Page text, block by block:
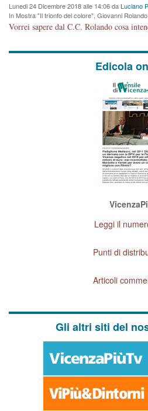
Lunedi 24 Dicembre 2018 alle 14:06 daLuciano
In Mostra "Il trionfo del colore", Giovanni
Edicola
Leggi il
Punti di
Articoli
Gli altri siti del